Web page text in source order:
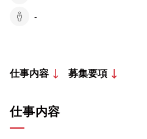
-
仕事内容 募集要項
仕事内容